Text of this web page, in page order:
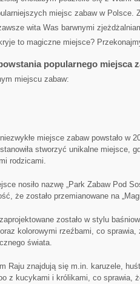
miejsc zabaw ⁢w Polsce.
wita Was barwnymi
to magiczne miejsce?
popularnego miejsca
miejscu zabaw:
miejsce zabaw powstało w‌
stworzyć unikalne miejsce,⁢
⁤rodzicami.
nosiło nazwę „Park Zabaw⁤ Pod
że zostało przemianowane ​na
zostało w stylu
kolorowymi ‍rzeźbami, co
świata.
Raju znajdują się m.in. karuzele,
z kucykami i królikami, co sprawia,